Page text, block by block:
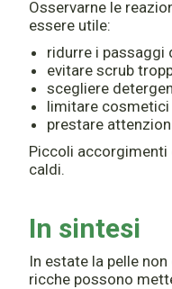
Osservarne le
essere utile:
ridurre i passaggi
evitare scrub
scegliere
limitare
prestare
Piccoli accorgimenti
caldi.
In sintesi
In estate la pelle
ricche possono